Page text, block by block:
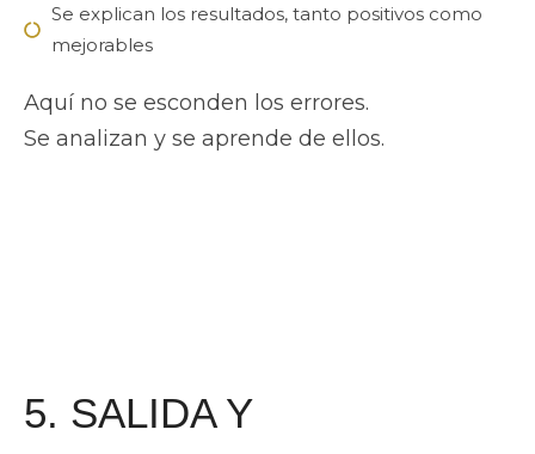
Se explican los resultados, tanto positivos como
mejorables
Aquí no se esconden los errores.
Se analizan y se aprende de ellos.
5. SALIDA Y